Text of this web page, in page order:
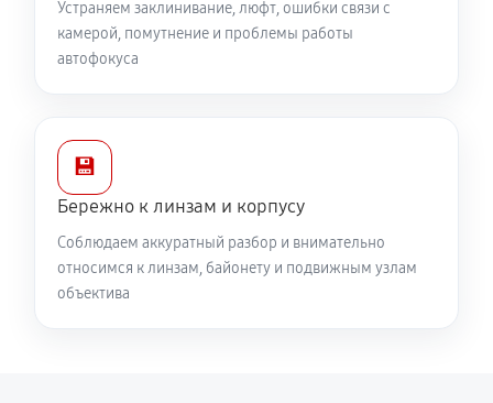
Устраняем заклинивание, люфт, ошибки связи с
камерой, помутнение и проблемы работы
автофокуса
💾
Бережно к линзам и корпусу
Соблюдаем аккуратный разбор и внимательно
относимся к линзам, байонету и подвижным узлам
объектива